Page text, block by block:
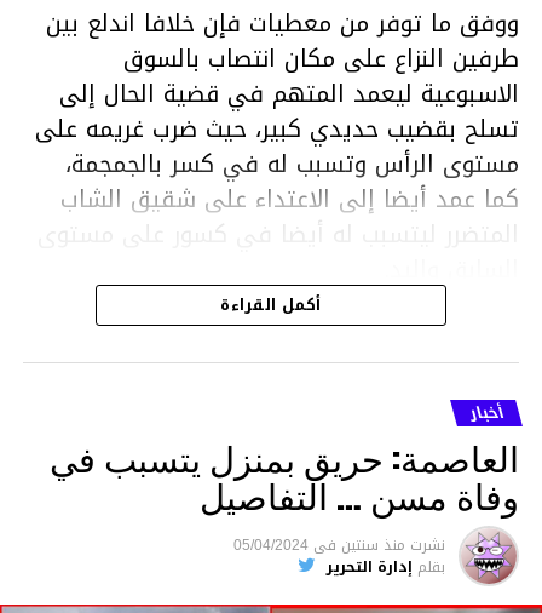
ووفق ما توفر من معطيات فإن خلافا اندلع بين
طرفين النزاع على مكان انتصاب بالسوق
الاسبوعية ليعمد المتهم في قضية الحال إلى
تسلح بقضيب حديدي كبير، حيث ضرب غريمه على
مستوى الرأس وتسبب له في كسر بالجمجمة،
كما عمد أيضا إلى الاعتداء على شقيق الشاب
المتضرر ليتسبب له أيضا في كسور على مستوى
هذا وقد تمكن أعوان مركز الأمن الوطني بحي
هلال في توقيت قياسي من محاصرة المشتبه به
والقبض عليه وإحالته على التحقيق في خصوص
ما نُسبه إليه.
متابعة
قسم الاخبار
أكمل القراءة
أخبار
العاصمة: حريق بمنزل يتسبب في
وفاة مسن … التفاصيل
نشرت منذ سنتين فى 05/04/2024
بقلم إدارة التحرير